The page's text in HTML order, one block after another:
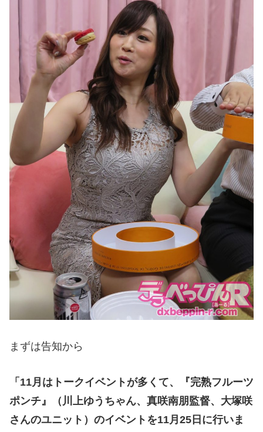
まずは告知から
「11月はトークイベントが多くて、『完熟フルーツ
ポンチ』（川上ゆうちゃん、真咲南朋監督、大塚咲
さんのユニット）のイベントを11月25日に行いま